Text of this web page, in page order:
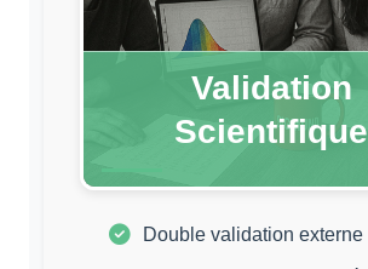
Validation
Scientifique
Double validation externe